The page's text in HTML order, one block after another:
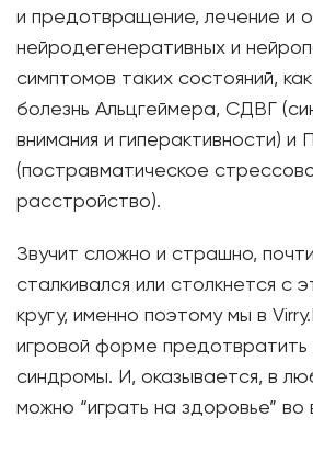
и предотвращение, лечение и
нейродегенеративных и
симптомов таких состояний,
болезнь Альцгеймера, СДВГ
внимания и гиперактивности) и
(постравматическое
расстройство).
Звучит сложно и страшно,
сталкивался или столкнется с
кругу, именно поэтому мы в
игровой форме предотвратить
синдромы. И, оказывается, в
можно “играть на здоровье” во